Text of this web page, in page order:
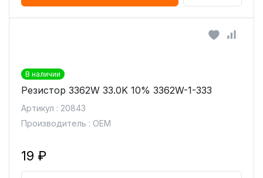
В наличии
Резистор 3362W 33.0K 10% 3362W-1-333
Артикул : 20843
Производитель : OEM
19 ₽